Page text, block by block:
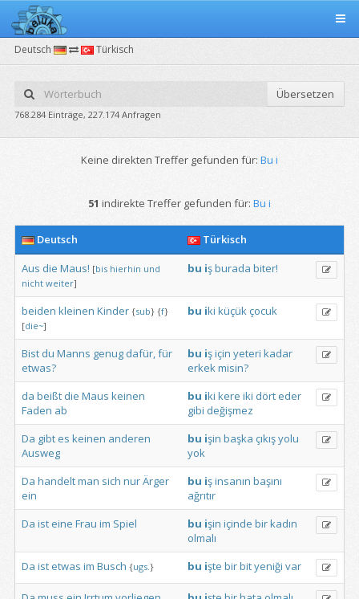
Deutsch Türkisch
Übersetzen
768.284 Einträge, 227.174 Anfragen
Keine direkten Treffer gefunden für: Bu i
51 indirekte Treffer gefunden für: Bu i
Deutsch
Türkisch
Aus die Maus! [bis hierhin und
nicht weiter]
bu işburada biter!
beiden kleinen Kinder {sub} {f}
[die~]
bu iki küçük çocuk
Bist du Manns genug dafür,für
etwas?
bu işiçin yeteri kadar
erkekmisin?
da beißt die Maus keinen
Faden ab
bu iki kere iki dört eder
gibi değişmez
Da gibt es keinen anderen
Ausweg
bu işin başka çıkışyolu
yok
Da handeltman sich nurÄrger
ein
bu işinsanın başını
ağrıtır
Da ist eine Frau im Spiel bu işin içinde birkadın
olmalı
Da ist etwas im Busch {ugs.} bu işte birbityeniği var